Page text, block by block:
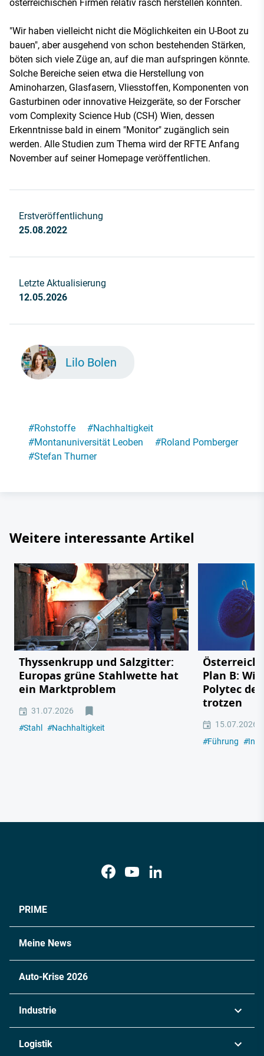
österreichischen Firmen relativ rasch herstellen könnten.
"Wir haben vielleicht nicht die Möglichkeiten ein U-Boot zu
bauen", aber ausgehend von schon bestehenden Stärken,
böten sich viele Züge an, auf die man aufspringen könnte.
Solche Bereiche seien etwa die Herstellung von
Aminoharzen, Glasfasern, Vliesstoffen, Komponenten von
Gasturbinen oder innovative Heizgeräte, so der Forscher
vom Complexity Science Hub (CSH) Wien, dessen
Erkenntnisse bald in einem "Monitor" zugänglich sein
werden. Alle Studien zum Thema wird der RFTE Anfang
November auf seiner Homepage veröffentlichen.
Erstveröffentlichung
25.08.2022
Letzte Aktualisierung
12.05.2026
Lilo Bolen
#Rohstoffe #Nachhaltigkeit
#Montanuniversität Leoben #Roland Pomberger
#Stefan Thurner
Weitere interessante Artikel
Thyssenkrupp und Salzgitter:
Europas grüne Stahlwette hat
ein Marktproblem
31.07.2026
#Stahl #Nachhaltigkeit
Plan B:
Polytec
trotzen
15.07.2026
#Führung #
PRIME
Meine News
Auto-Krise 2026
Industrie
Logistik